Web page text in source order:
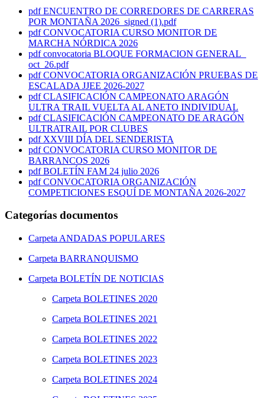
pdf ENCUENTRO DE CORREDORES DE CARRERAS
POR MONTAÑA 2026_signed (1).pdf
pdf CONVOCATORIA CURSO MONITOR DE
MARCHA NÓRDICA 2026
pdf convocatoria BLOQUE FORMACION GENERAL_
oct_26.pdf
pdf CONVOCATORIA ORGANIZACIÓN PRUEBAS DE
ESCALADA JJEE 2026-2027
pdf CLASIFICACIÓN CAMPEONATO ARAGÓN
ULTRA TRAIL VUELTA AL ANETO INDIVIDUAL
pdf CLASIFICACIÓN CAMPEONATO DE ARAGÓN
ULTRATRAIL POR CLUBES
pdf XXVIII DÍA DEL SENDERISTA
pdf CONVOCATORIA CURSO MONITOR DE
BARRANCOS 2026
pdf BOLETÍN FAM 24 julio 2026
pdf CONVOCATORIA ORGANIZACIÓN
COMPETICIONES ESQUÍ DE MONTAÑA 2026-2027
Categorías documentos
Carpeta ANDADAS POPULARES
Carpeta BARRANQUISMO
Carpeta BOLETÍN DE NOTICIAS
Carpeta BOLETINES 2020
Carpeta BOLETINES 2021
Carpeta BOLETINES 2022
Carpeta BOLETINES 2023
Carpeta BOLETINES 2024